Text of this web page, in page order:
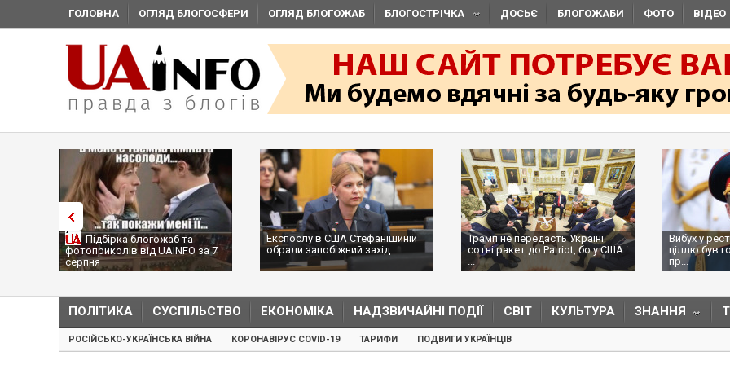
ГОЛОВНА ОГЛЯД БЛОГОСФЕРИ ОГЛЯД БЛОГОЖАБ БЛОГОСТРІЧКА ДОСЬЄ БЛОГОЖАБИ ФОТО ВІДЕО
Підбірка блогожаб та
фотоприколів від UAINFO за 7
серпня
Експослу в США Стефанішиній
обрали запобіжний захід
Трамп не передасть Україні
сотні ракет до Patriot, бо у США
...
Вибух у
ціллю був
пр...
ПОЛІТИКА СУСПІЛЬСТВО ЕКОНОМІКА НАДЗВИЧАЙНІ ПОДІЇ СВІТ КУЛЬТУРА ЗНАННЯ
РОСІЙСЬКО-УКРАЇНСЬКА ВІЙНА КОРОНАВІРУС COVID-19 ТАРИФИ ПОДВИГИ УКРАЇНЦІВ